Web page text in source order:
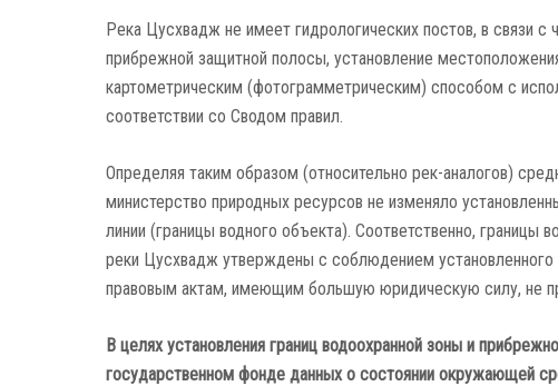
Река Цусхвадж не имеет гидрологических постов, в связи
прибрежной защитной полосы, установление
картометрическим (фотограмметрическим) способом с
соответствии со Сводом правил.
Определяя таким образом (относительно рек-аналогов)
министерство природных ресурсов не изменяло
линии (границы водного объекта). Соответственно,
реки Цусхвадж утверждены с соблюдением
правовым актам, имеющим большую юридическую силу, не
В целях установления границ водоохранной зоны и
государственном фонде данных о состоянии окружающей